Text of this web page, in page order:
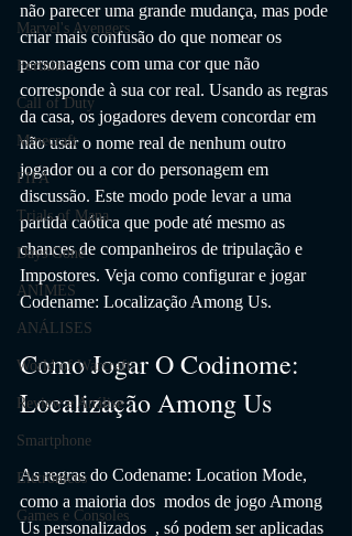
Marvel's Avengers
Fortnite
Call of Duty
Minecraft
FIFA
Trials of Mana
Days Gone
ANIMES
ANÁLISES
World of Warcraft
Review e Análise
Smartphone
Eletrônicos
Games e Consoles
não parecer uma grande mudança, mas pode
criar mais confusão do que nomear os
personagens com uma cor que não
corresponde à sua cor real. Usando as regras
da casa, os jogadores devem concordar em
não usar o nome real de nenhum outro
jogador ou a cor do personagem em
discussão. Este modo pode levar a uma
partida caótica que pode até mesmo as
chances de companheiros de tripulação e
Impostores. Veja como configurar e jogar
Codename: Localização Among Us.
Como Jogar O Codinome:
Localização Among Us
As regras do Codename: Location Mode,
como a maioria dos  modos de jogo Among
Us personalizados  , só podem ser aplicadas